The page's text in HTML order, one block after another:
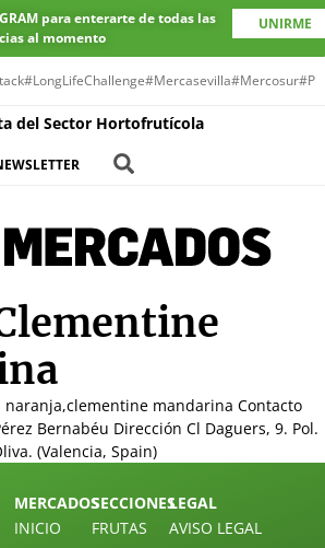
para enterarte de todas las
al momento
UNIRME
#LongLifeChallenge#Mercasevilla#Mercosur
del Sector Hortofrutícola
mandarina Contacto
Bernabéu Dirección Cl Daguers, 9. Pol.
(Valencia, Spain)
MERCADOS
INICIO
SECCIONES
FRUTAS
LEGAL
AVISO LEGAL